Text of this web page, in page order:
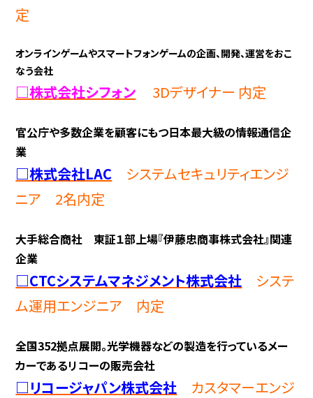
定
オンラインゲームやスマートフォンゲームの企画、開発、運営をおこ
なう会社
□株式会社シフォン 3Dデザイナー 内定
官公庁や多数企業を顧客にもつ日本最大級の情報通信企
業
□株式会社LAC システムセキュリティエンジ
ニア 2名内定
大手総合商社 東証１部上場『伊藤忠商事株式会社』関連
企業
□CTCシステムマネジメント株式会社 システ
ム運用エンジニア 内定
全国352拠点展開。光学機器などの製造を行っているメー
カーであるリコーの販売会社
□リコージャパン株式会社 カスタマーエンジ